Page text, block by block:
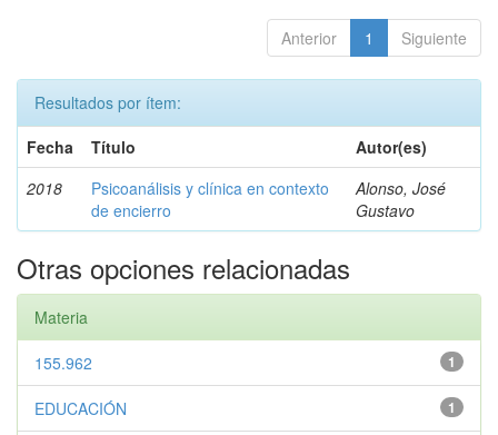
Anterior 1 Siguiente
Resultados por ítem:
Fecha
Título
Autor(es)
2018
Psicoanálisis y clínica en contexto
de encierro
Alonso, José
Gustavo
Otras opciones relacionadas
Materia
1
155.962
1
EDUCACIÓN